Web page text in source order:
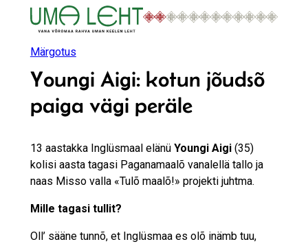
juurdeMärgotus
Youngi Aigi: kotun jõudsõ
paiga vägi peräle
13 aastakka Inglüsmaal elänü Youngi Aigi(35)
kolisi aasta tagasi Paganamaalõ vanalellä tallo ja
naas Misso valla «Tulõ maalõ!» projekti juhtma.
Mille tagasi tullit?
Oll’ sääne tunnõ, et Inglüsmaa es olõ inämb tuu,